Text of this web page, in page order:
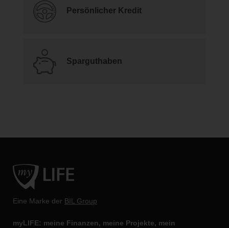
Persönlicher Kredit
Sparguthaben
Eine Marke der BIL Group
myLIFE: meine Finanzen, meine Projekte, mein